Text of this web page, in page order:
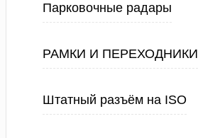
Парковочные радары
РАМКИ И ПЕРЕХОДНИКИ
Штатный разъём на ISO